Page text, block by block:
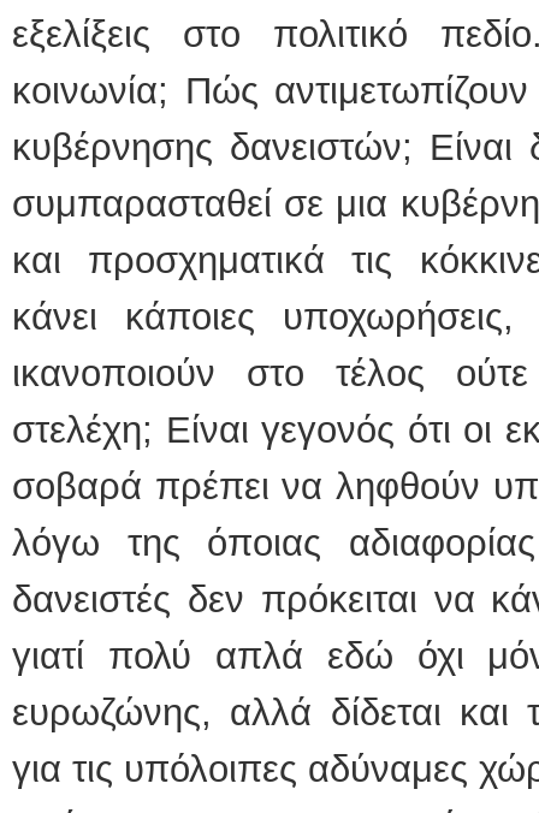
εξελίξεις στο πολιτικό
κοινωνία; Πώς
κυβέρνησης δανειστών; Είναι
συμπαρασταθεί σε μια
και προσχηματικά τις
κάνει κάποιες
ικανοποιούν στο τέλος
στελέχη; Είναι γεγονός ότι
σοβαρά πρέπει να ληφθούν
λόγω της όποιας
δανειστές δεν πρόκειται να
γιατί πολύ απλά εδώ όχι
ευρωζώνης, αλλά δίδεται
για τις υπόλοιπες αδύναμες